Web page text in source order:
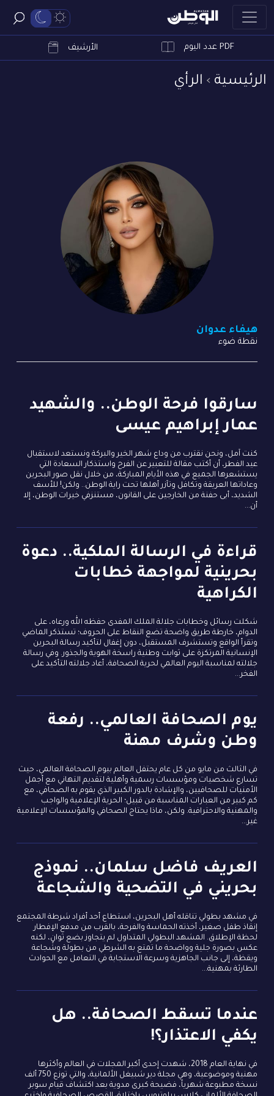
PDF عدد اليوم الأرشيف
الرئيسية الرأي
هيفاء عدوان
نقطة ضوء
سارقوا فرحة الوطن.. والشهيد
عمار إبراهيم عيسى
كنت آمل، ونحن نقترب من وداع شهر الخير والبركة ونستعد لاستقبال
عيد الفطر، أن أكتب مقالة للتعبير عن الفرح واستذكار السعادة التي
يستشعرها الجميع في هذه الأيام المباركة، من خلال نقل صور البحرين
وعاداتها العريقة وتكافل وتآزر أهلها تحت راية الوطن.. ولكن! للأسف
الشديد، أبى حفنة من الخارجين على القانون، مستنزفي خيرات الوطن، إلا
أن...
قراءة في الرسالة الملكية.. دعوة
بحرينية لمواجهة خطابات
الكراهية
شكلت رسائل وخطابات جلالة الملك المفدى حفظه الله ورعاه، على
الدوام، خارطة طريق واضحة تضع النقاط على الحروف؛ تستذكر الماضي
وتقرأ الواقع وتستشرف المستقبل، دون إغفال لتأكيد رسالة البحرين
الإنسانية المرتكزة على ثوابت وطنية راسخة الهوية والجذور. وفي رسالة
جلالته لمناسبة اليوم العالمي لحرية الصحافة، أعاد جلالته التأكيد على
الفخر...
يوم الصحافة العالمي.. رفعة
وطن وشرف مهنة
في الثالث من مايو من كل عام يحتفل العالم بيوم الصحافة العالمي، حيث
تسارع شخصيات ومؤسسات رسمية وأهلية لتقديم التهاني مع أجمل
الأمنيات للصحافيين، والإشادة بالدور الكبير الذي يقوم به الصحافي، مع
كم كبير من العبارات المناسبة من قبيل؛ الحرية الإعلامية والواجب
والمهنية والاحترافية. ولكن، ماذا يحتاج الصحافي والمؤسسات الإعلامية
غير...
العريف فاضل سلمان.. نموذج
بحريني في التضحية والشجاعة
في مشهد بطولي تناقله أهل البحرين، استطاع أحد أفراد شرطة المجتمع
إنقاذ طفل صغير، أخذته الحماسة والفرحة، بالقرب من مدفع الإفطار
لحظة الإطلاق. المشهد البطولي المتداول لم يتجاوز بضع ثوانٍ، لكنه
عكس بصورة جلية وواضحة ما تمتع به الشرطي من بطولة وشجاعة
ويقظة، إلى جانب الجاهزية وسرعة الاستجابة في التعامل مع الحوادث
الطارئة بمهنية...
عندما تسقط الصحافة.. هل
يكفي الاعتذار؟!
في نهاية العام 2018، شهدت إحدى أكبر المجلات في العالم وأكثرها
مهنية وموضوعية، وهي مجلة دير شبيغل الألمانية، والتي توزع 750 ألف
نسخة مطبوعة شهرياً، فضيحة كبرى مدوية بعد اكتشاف قيام سوبر